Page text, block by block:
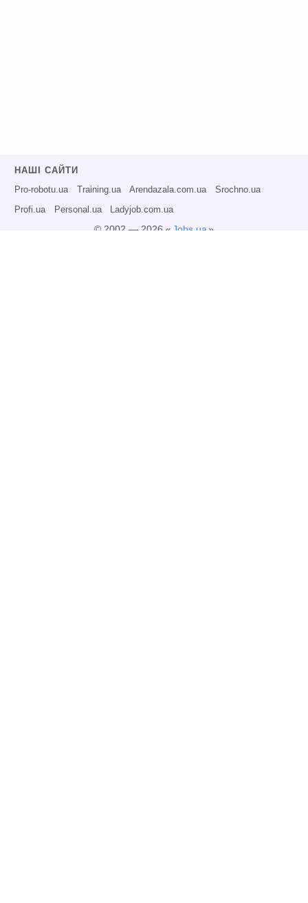
НАШІ САЙТИ
Pro-robotu.ua Training.ua Arendazala.com.ua Srochno.ua
Profi.ua Personal.ua Ladyjob.com.ua
© 2002 — 2026 « Jobs.ua»